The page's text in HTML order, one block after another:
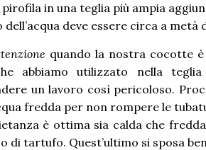
in una teglia più ampia
dell’acqua deve essere circa a
quando la nostra cocotte
abbiamo utilizzato nella
un lavoro così pericoloso.
fredda per non rompere le
è ottima sia calda che
di tartufo. Quest’ultimo si sposa